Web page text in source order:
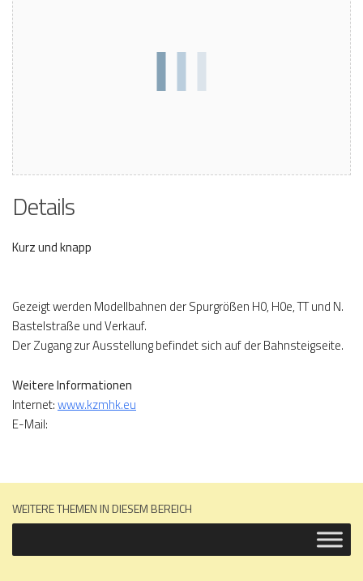
Details
Kurz und knapp
Gezeigt werden Modellbahnen der Spurgrößen H0, H0e, TT und N.
Bastelstraße und Verkauf.
Der Zugang zur Ausstellung befindet sich auf der Bahnsteigseite.
Weitere Informationen
Internet:www.kzmhk.eu
E-Mail:
WEITERE THEMEN IN DIESEM BEREICH